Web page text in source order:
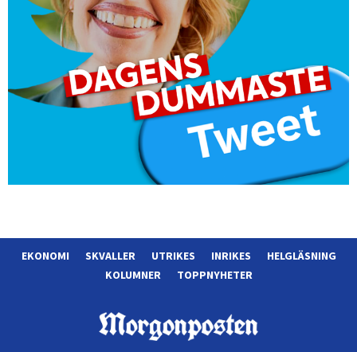
EKONOMI SKVALLER UTRIKES INRIKES
HELGLÄSNING
KOLUMNER
TOPPNYHETER